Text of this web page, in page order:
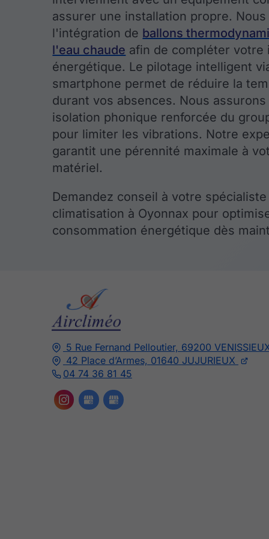
assurer une installation propre.
l'intégration de ballons
l'eau chaude afin de compléter votre
énergétique. Le pilotage intelligent
smartphone permet de réduire la
durant vos absences. Nous assurons
isolation phonique renforcée du
pour limiter les vibrations. Notre
garantit une pérennité maximale à
matériel.
Demandez conseil à votre spécialiste
climatisation à Oyonnax pour
consommation énergétique dès
5 Rue Fernand Pelloutier, 69200
42 Place d’Armes, 01640 JUJURIEUX
04 74 36 81 45